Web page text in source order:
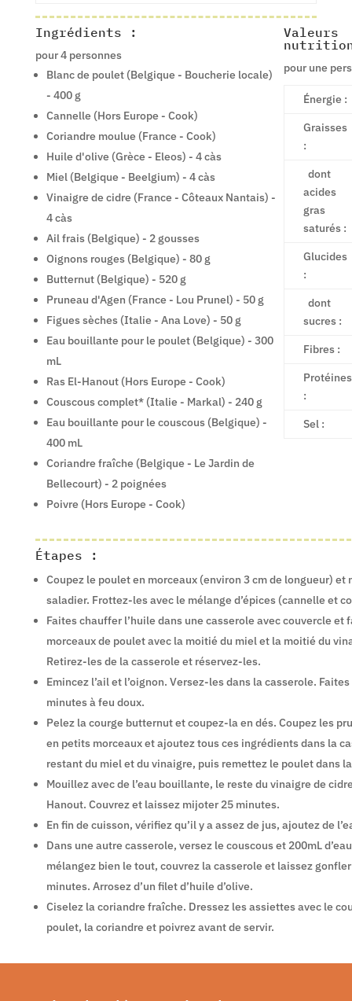
Ingrédients :
pour 4 personnes
Blanc de poulet (Belgique - Boucherie locale)
- 400 g
Cannelle (Hors Europe - Cook)
Coriandre moulue (France - Cook)
Huile d'olive (Grèce - Eleos) - 4 càs
Miel (Belgique - Beelgium) - 4 càs
Vinaigre de cidre (France - Côteaux Nantais) -
4 càs
Ail frais (Belgique) - 2 gousses
Oignons rouges (Belgique) - 80 g
Butternut (Belgique) - 520 g
Pruneau d'Agen (France - Lou Prunel) - 50 g
Figues sèches (Italie - Ana Love) - 50 g
Eau bouillante pour le poulet (Belgique) - 300
mL
Ras El-Hanout (Hors Europe - Cook)
Couscous complet* (Italie - Markal) - 240 g
Eau bouillante pour le couscous (Belgique) -
400 mL
Coriandre fraîche (Belgique - Le Jardin de
Bellecourt) - 2 poignées
Poivre (Hors Europe - Cook)
Valeurs
pour une
Énergie :
Graisses
:
dont
acides
gras
saturés :
Glucides
:
dont
sucres :
Fibres :
Protéines
:
Sel :
Étapes :
Coupez le poulet en morceaux (environ 3 cm de longueur) et
saladier. Frottez-les avec le mélange d’épices (cannelle et
Faites chauffer l’huile dans une casserole avec couvercle et
morceaux de poulet avec la moitié du miel et la moitié du
Retirez-les de la casserole et réservez-les.
Emincez l’ail et l’oignon. Versez-les dans la casserole.
minutes à feu doux.
Pelez la courge butternut et coupez-la en dés. Coupez les
en petits morceaux et ajoutez tous ces ingrédients dans la
restant du miel et du vinaigre, puis remettez le poulet dans
Mouillez avec de l’eau bouillante, le reste du vinaigre de
Hanout. Couvrez et laissez mijoter 25 minutes.
En fin de cuisson, vérifiez qu’il y a assez de jus, ajoutez de
Dans une autre casserole, versez le couscous et 200mL
mélangez bien le tout, couvrez la casserole et laissez
minutes. Arrosez d’un filet d’huile d’olive.
Ciselez la coriandre fraîche. Dressez les assiettes avec le
poulet, la coriandre et poivrez avant de servir.